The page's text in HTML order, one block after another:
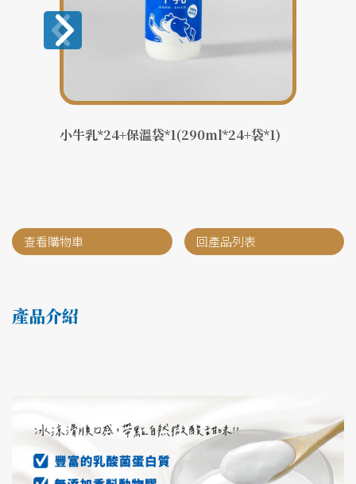
小牛乳*24+保溫袋*1(290ml*24+袋*1)
查看購物車 回產品列表
產品介紹